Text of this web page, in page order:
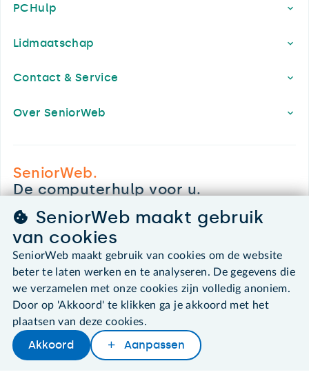
Later lezenDelenWoordenboek
PCHulp
Lidmaatschap
Contact & Service
Over SeniorWeb
SeniorWeb.
De computerhulp voor u.
leden@seniorweb.nl
©2026 SeniorWeb
Algemene voorwaarden
Cookies en cookie-instellingen
Disclaimer
SeniorWeb maakt gebruik
van cookies
SeniorWeb maakt gebruik van cookies om de website
beter te laten werken en te analyseren. De gegevens die
we verzamelen met onze cookies zijn volledig anoniem.
Door op 'Akkoord' te klikken ga je akkoord met het
plaatsen van deze cookies.
Akkoord Aanpassen